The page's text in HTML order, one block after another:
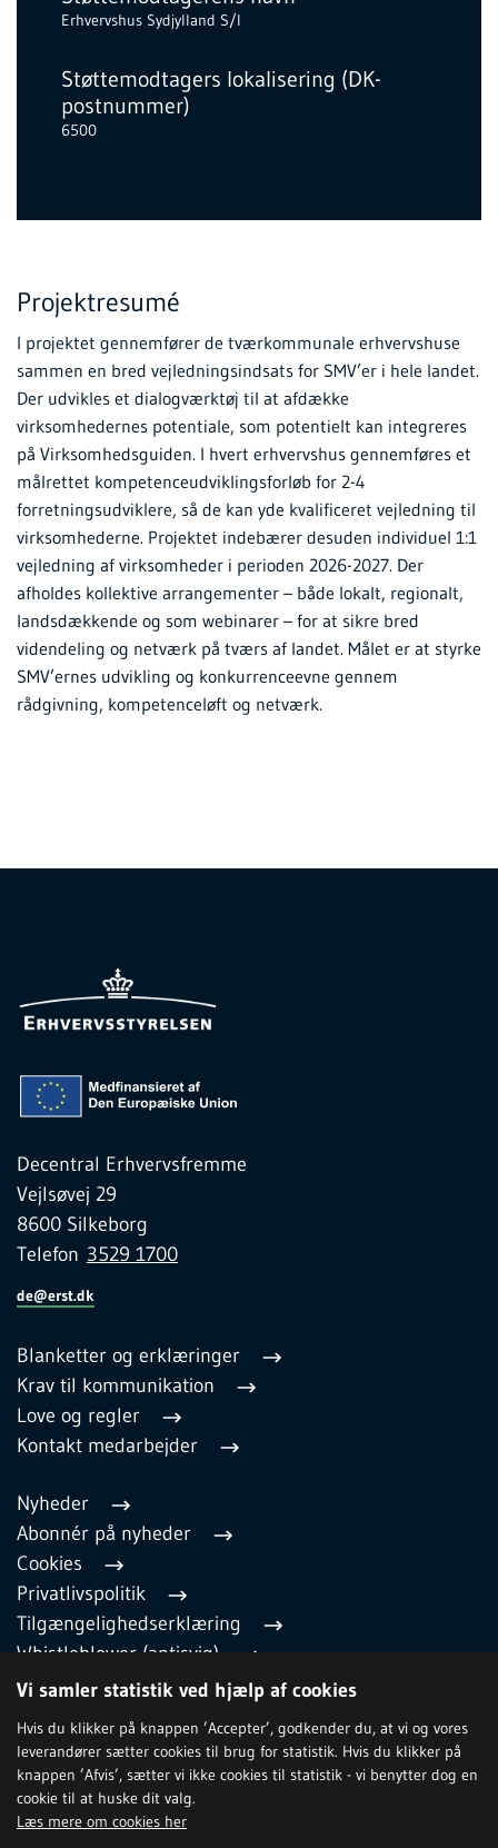
Vi samler statistik ved hjælp af cookies
Hvis du klikker på knappen ’Accepter’, godkender du, at vi og vores
leverandører sætter cookies til brug for statistik. Hvis du klikker på
knappen ’Afvis’, sætter vi ikke cookies til statistik - vi benytter dog en
cookie til at huske dit valg.
Læs mere om cookies her
Erhvervshus Sydjylland S/I
Støttemodtagers lokalisering (DK-
postnummer)
6500
Projektresumé
I projektet gennemfører de tværkommunale erhvervshuse
sammen en bred vejledningsindsats for SMV’er i hele landet.
Der udvikles et dialogværktøj til at afdække
virksomhedernes potentiale, som potentielt kan integreres
på Virksomhedsguiden. I hvert erhvervshus gennemføres et
målrettet kompetenceudviklingsforløb for 2-4
forretningsudviklere, så de kan yde kvalificeret vejledning til
virksomhederne. Projektet indebærer desuden individuel 1:1
vejledning af virksomheder i perioden 2026-2027. Der
afholdes kollektive arrangementer – både lokalt, regionalt,
landsdækkende og som webinarer – for at sikre bred
videndeling og netværk på tværs af landet. Målet er at styrke
SMV’ernes udvikling og konkurrenceevne gennem
rådgivning, kompetenceløft og netværk.
Decentral Erhvervsfremme
Vejlsøvej 29
8600 Silkeborg
Telefon 3529 1700
de@erst.dk
Blanketter og erklæringer
Krav til kommunikation
Love og regler
Kontakt medarbejder
Nyheder
Abonnér på nyheder
Cookies
Privatlivspolitik
Tilgængelighedserklæring
Whistleblower (antisvig)
English
TILMELD NYHEDSBREV